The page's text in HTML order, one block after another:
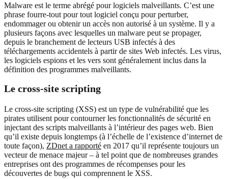
Malware est le terme abrégé pour logiciels malveillants. C’est une
phrase fourre-tout pour tout logiciel conçu pour perturber,
endommager ou obtenir un accès non autorisé à un système. Il y a
plusieurs façons avec lesquelles un malware peut se propager,
depuis le branchement de lecteurs USB infectés à des
téléchargements accidentels à partir de sites Web infectés. Les virus,
les logiciels espions et les vers sont généralement inclus dans la
définition des programmes malveillants.
Le cross-site scripting
Le cross-site scripting (XSS) est un type de vulnérabilité que les
pirates utilisent pour contourner les fonctionnalités de sécurité en
injectant des scripts malveillants à l’intérieur des pages web. Bien
qu’il existe depuis longtemps (à l’échelle de l’existence d’internet de
toute façon), ZDnet a rapporté en 2017 qu’il représente toujours un
vecteur de menace majeur – à tel point que de nombreuses grandes
entreprises ont des programmes de récompenses pour les
découvertes de bugs qui comprennent le XSS.